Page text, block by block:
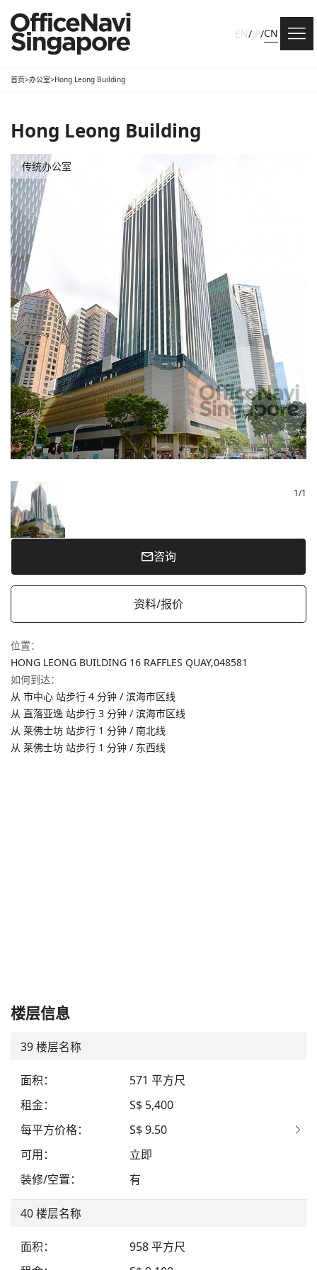
EN/JP/CN
首页>办公室>Hong Leong Building
Hong Leong Building
传统办公室
1/1
咨询
资料/报价
位置：
HONG LEONG BUILDING 16 RAFFLES QUAY,048581
如何到达：
从 市中心 站步行 4 分钟 / 滨海市区线
从 直落亚逸 站步行 3 分钟 / 滨海市区线
从 莱佛士坊 站步行 1 分钟 / 南北线
从 莱佛士坊 站步行 1 分钟 / 东西线
楼层信息
39楼层名称
面积： 571 平方尺
租金：
S$ 5,400
每平方价格：
S$ 9.50
可用：
立即
装修/空置： 有
40楼层名称
面积： 958平方尺